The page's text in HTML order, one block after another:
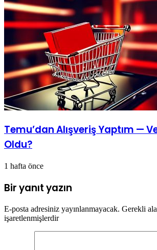
Temu’dan Alışveriş Yaptım —
Oldu?
1 hafta önce
Bir yanıt yazın
E-posta adresiniz yayınlanmayacak. Gerekli
işaretlenmişlerdir